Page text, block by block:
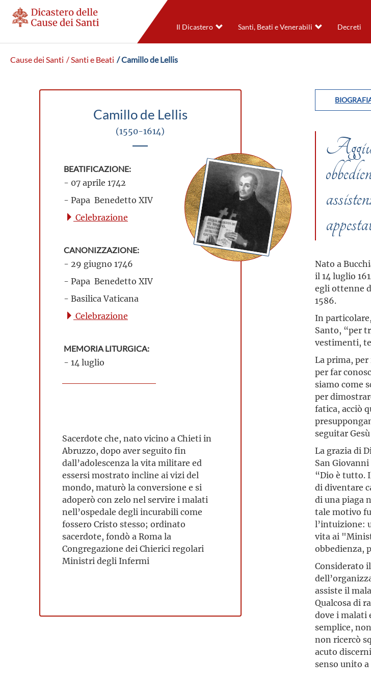
Il Dicastero Santi, Beati e Venerabili Decreti
Cause dei Santi / Santi e Beati / Camillo de Lellis
Camillo de Lellis
(1550-1614)
BEATIFICAZIONE:
- 07 aprile 1742
- Papa Benedetto XIV
Celebrazione
CANONIZZAZIONE:
- 29 giugno 1746
- Papa Benedetto XIV
- Basilica Vaticana
Celebrazione
MEMORIA LITURGICA:
- 14 luglio
Sacerdote che, nato vicino a Chieti in
Abruzzo, dopo aver seguito fin
dall’adolescenza la vita militare ed
essersi mostrato incline ai vizi del
mondo, maturò la conversione e si
adoperò con zelo nel servire i malati
nell’ospedale degli incurabili come
fossero Cristo stesso; ordinato
sacerdote, fondò a Roma la
Congregazione dei Chierici regolari
Ministri degli Infermi
Nato a
il 14 luglio
egli ottenne
1586.
In
Santo, “per
vestimenti,
La prima,
per far
siamo come
per
fatica, acciò
seguitar
La grazia di
San
“Dio è tutto.
di diventare
di una piaga
tale motivo
l’intuizione:
vita ai
obbedienza,
Considerato
assiste il
Qualcosa di
dove i malati
semplice,
non ricercò
acuto
senso unito